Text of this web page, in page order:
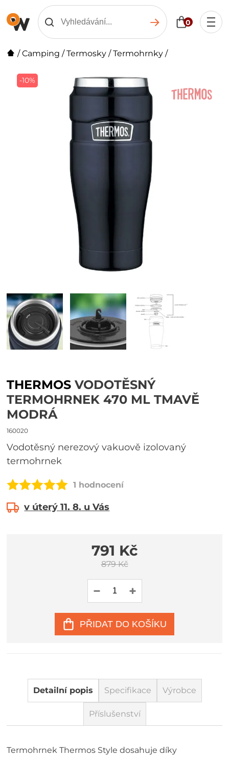
0
/Camping /Termosky /Termohrnky /
-10%
THERMOS VODOTĚSNÝ
TERMOHRNEK 470 ML TMAVĚ
MODRÁ
160020
Vodotěsný nerezový vakuově izolovaný
termohrnek
1 hodnocení
v úterý 11. 8. u Vás
791 Kč
879 Kč
PŘIDAT DO KOŠÍKU
Detailní popis Specifikace Výrobce
Příslušenství
Termohrnek Thermos Style dosahuje díky